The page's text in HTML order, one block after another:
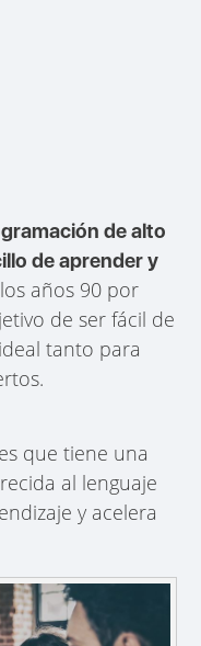
de alto
de aprender y
años 90 por
de ser fácil de
tanto para
que tiene una
al lenguaje
y acelera